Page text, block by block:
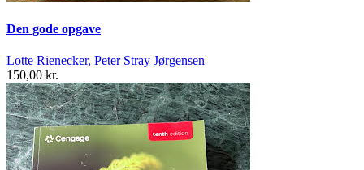
Den gode opgave
Lotte Rienecker, Peter Stray Jørgensen
150,00 kr.